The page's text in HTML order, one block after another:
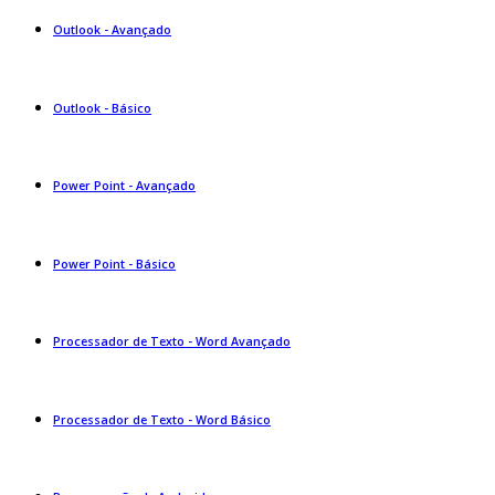
Outlook - Avançado
Outlook - Básico
Power Point - Avançado
Power Point - Básico
Processador de Texto - Word Avançado
Processador de Texto - Word Básico